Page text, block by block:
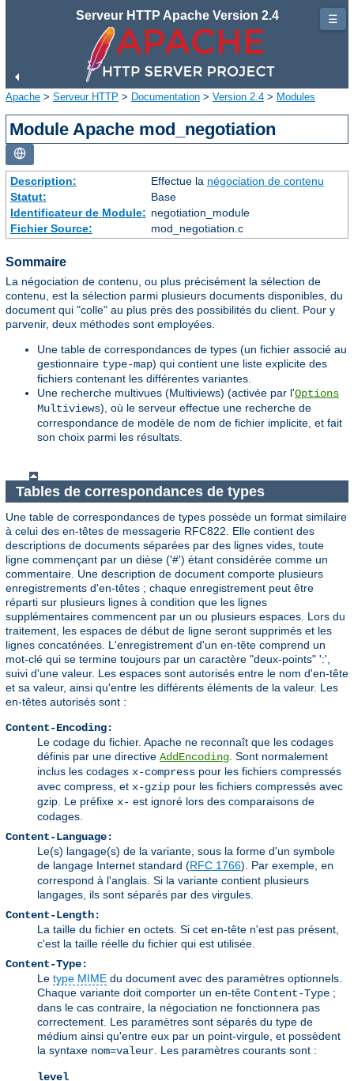
Serveur HTTP Apache Version 2.4
Apache > Serveur HTTP > Documentation > Version 2.4 > Modules
Module Apache mod_negotiation
Description: Effectue la négociation de contenu
Statut:
Base
Identificateur de Module: negotiation_module
Fichier Source:
mod_negotiation.c
Sommaire
La négociation de contenu, ou plus précisément la sélection de
contenu, est la sélection parmi plusieurs documents disponibles, du
document qui "colle" au plus près des possibilités du client. Pour y
parvenir, deux méthodes sont employées.
Une table de correspondances de types (un fichier associé au
gestionnaire type-map) qui contient une liste explicite des
fichiers contenant les différentes variantes.
Une recherche multivues (Multiviews) (activée par l'Options
Multiviews), où le serveur effectue une recherche de
correspondance de modèle de nom de fichier implicite, et fait
son choix parmi les résultats.
Tables de correspondances de types
Une table de correspondances de types possède un format similaire
à celui des en-têtes de messagerie RFC822. Elle contient des
descriptions de documents séparées par des lignes vides, toute
ligne commençant par un dièse ('#') étant considérée comme un
commentaire. Une description de document comporte plusieurs
enregistrements d'en-têtes ; chaque enregistrement peut être
réparti sur plusieurs lignes à condition que les lignes
supplémentaires commencent par un ou plusieurs espaces. Lors du
traitement, les espaces de début de ligne seront supprimés et les
lignes concaténées. L'enregistrement d'un en-tête comprend un
mot-clé qui se termine toujours par un caractère "deux-points" ':',
suivi d'une valeur. Les espaces sont autorisés entre le nom d'en-tête
et sa valeur, ainsi qu'entre les différents éléments de la valeur. Les
en-têtes autorisés sont :
Content-Encoding:
Le codage du fichier. Apache ne reconnaît que les codages
définis par une directive AddEncoding. Sont normalement
inclus les codages x-compress pour les fichiers compressés
avec compress, et x-gzip pour les fichiers compressés avec
gzip. Le préfixe x- est ignoré lors des comparaisons de
codages.
Content-Language:
Le(s) langage(s) de la variante, sous la forme d'un symbole
de langage Internet standard (RFC 1766). Par exemple, en
correspond à l'anglais. Si la variante contient plusieurs
langages, ils sont séparés par des virgules.
Content-Length:
La taille du fichier en octets. Si cet en-tête n'est pas présent,
c'est la taille réelle du fichier qui est utilisée.
Content-Type:
Le type MIME du document avec des paramètres optionnels.
Chaque variante doit comporter un en-tête Content-Type ;
dans le cas contraire, la négociation ne fonctionnera pas
correctement. Les paramètres sont séparés du type de
médium ainsi qu'entre eux par un point-virgule, et possèdent
la syntaxe nom=valeur. Les paramètres courants sont :
level
☰